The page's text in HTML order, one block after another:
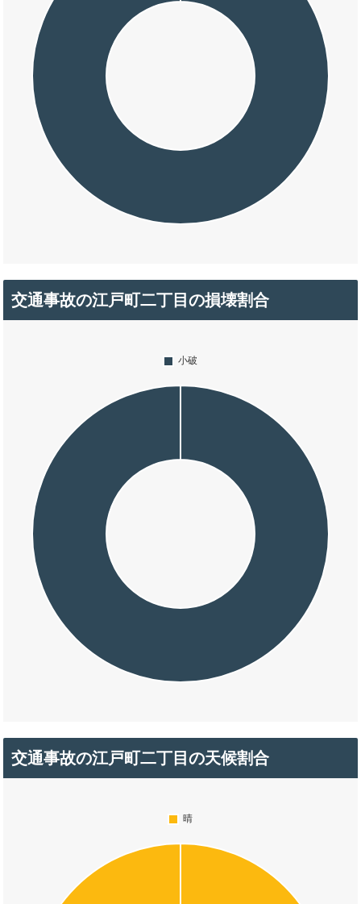
交通事故の江戸町二丁目の損壊割合
交通事故の江戸町二丁目の天候割合